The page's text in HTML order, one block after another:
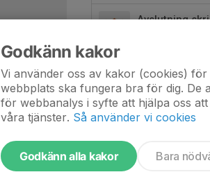
Avslutning
Välkomna
29 feb 2024
Godkänn kakor
Vi använder oss av kakor (cookies)
webbplats ska fungera bra för dig. De
för webbanalys i syfte att hjälpa oss
våra tjänster. Så använder vi cookies
Godkänn alla kakor Bara